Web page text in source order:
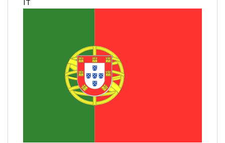
IT